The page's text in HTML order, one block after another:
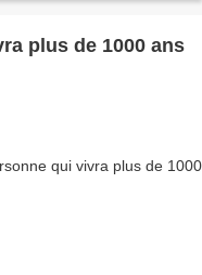
plus de 1000 ans